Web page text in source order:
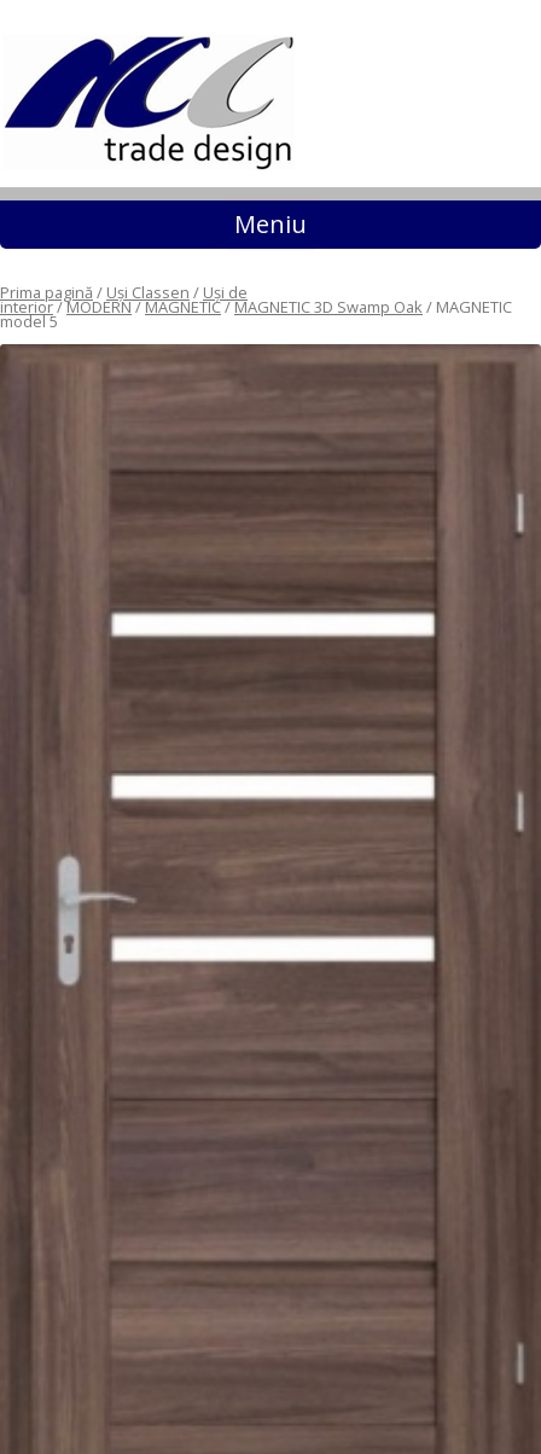
Meniu Sari la conținut
Prima pagină / Uși Classen / Uși de
interior/MODERN/MAGNETIC/MAGNETIC 3D Swamp Oak / MAGNETIC
model 5